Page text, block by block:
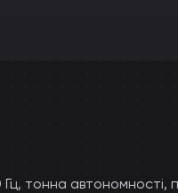
тонна автономності,